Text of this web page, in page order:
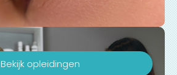
Bekijk opleidingen